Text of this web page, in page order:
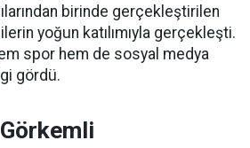
birinde gerçekleştirilen
yoğun katılımıyla gerçekleşti.
spor hem de sosyal medya
gördü.